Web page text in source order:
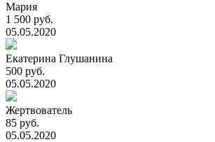
Мария
1 500 руб.
05.05.2020
Екатерина Глушанина
500 руб.
05.05.2020
Жертвователь
85 руб.
05.05.2020